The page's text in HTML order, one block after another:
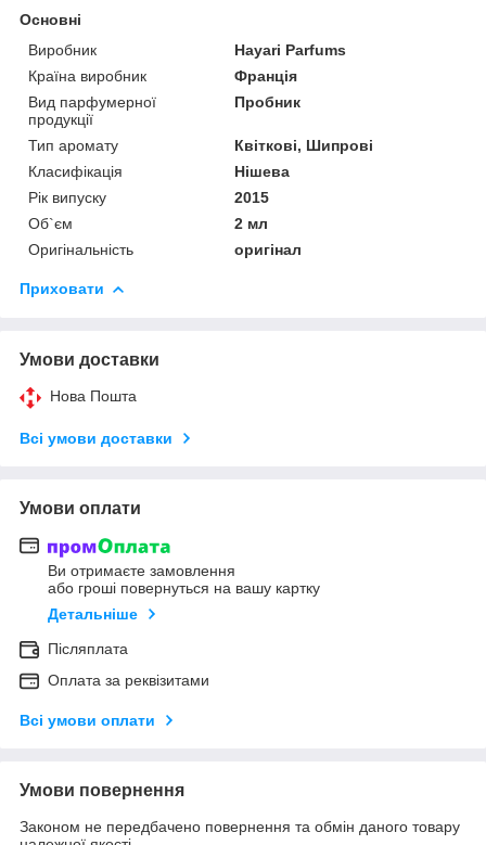
Основні
Виробник
Hayari Parfums
Країна виробник
Франція
Вид парфумерної
продукції
Пробник
Тип аромату
Квіткові, Шипрові
Класифікація
Нішева
Рік випуску
2015
Об`єм
2 мл
Оригінальність
оригінал
Приховати
Умови доставки
Нова Пошта
Всі умови доставки
Умови оплати
Ви отримаєте замовлення
або гроші повернуться на вашу картку
Детальніше
Післяплата
Оплата за реквізитами
Всі умови оплати
Умови повернення
Законом не передбачено повернення та обмін даного товару